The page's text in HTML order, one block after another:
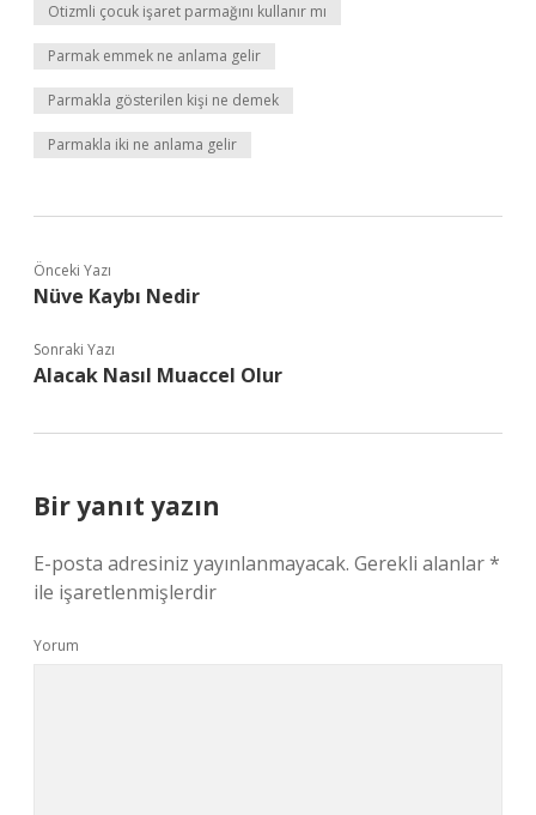
Otizmli çocuk işaret parmağını kullanır mı
Parmak emmek ne anlama gelir
Parmakla gösterilen kişi ne demek
Parmakla iki ne anlama gelir
Önceki Yazı
Nüve Kaybı Nedir
Sonraki Yazı
Alacak Nasıl Muaccel Olur
Bir yanıt yazın
E-posta adresiniz yayınlanmayacak. Gerekli alanlar*
ile işaretlenmişlerdir
Yorum